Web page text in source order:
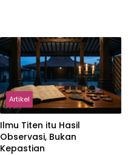
Artikel
Ilmu Titen itu Hasil
Observasi, Bukan
Kepastian